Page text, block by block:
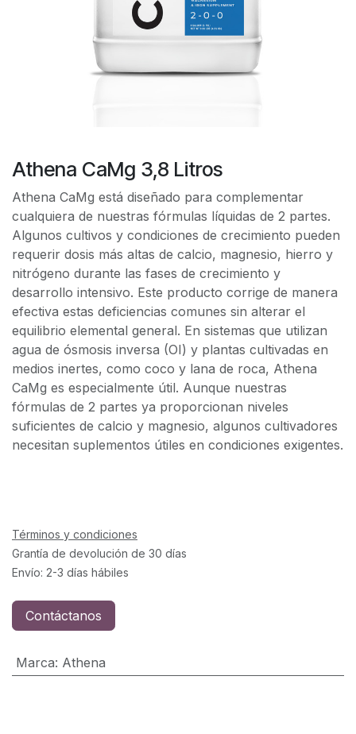
Athena CaMg 3,8 Litros
Athena CaMg está diseñado para complementar
cualquiera de nuestras fórmulas líquidas de 2 partes.
Algunos cultivos y condiciones de crecimiento pueden
requerir dosis más altas de calcio, magnesio, hierro y
nitrógeno durante las fases de crecimiento y
desarrollo intensivo. Este producto corrige de manera
efectiva estas deficiencias comunes sin alterar el
equilibrio elemental general. En sistemas que utilizan
agua de ósmosis inversa (OI) y plantas cultivadas en
medios inertes, como coco y lana de roca, Athena
CaMg es especialmente útil. Aunque nuestras
fórmulas de 2 partes ya proporcionan niveles
suficientes de calcio y magnesio, algunos cultivadores
necesitan suplementos útiles en condiciones exigentes.
Términos y condiciones
Grantía de devolución de 30 días
Envío: 2-3 días hábiles
Contáctanos
Marca: Athena